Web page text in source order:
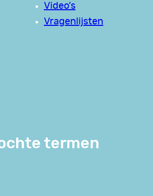
Video’s
Vragenlijsten
termen